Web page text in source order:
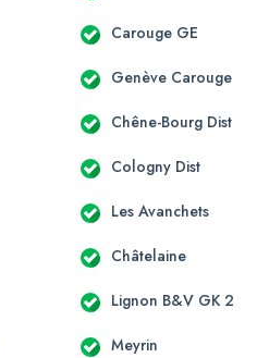
Carouge GE
Genève Carouge
Chêne-Bourg Dist
Cologny Dist
Les Avanchets
Châtelaine
Lignon B&V GK 2
Meyrin